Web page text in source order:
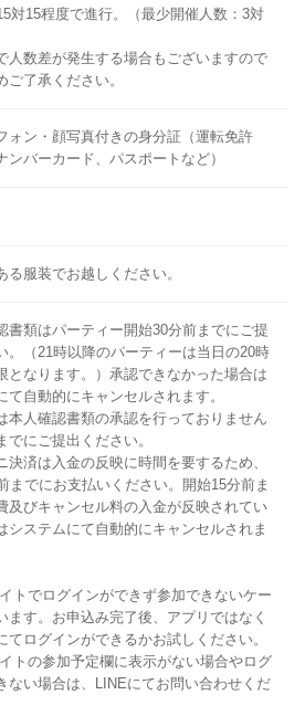
対15程度で進行。（最少開催人数：3対
数差が発生する場合もございますので
ご了承ください。
ォン・顔写真付きの身分証（運転免許
ンバーカード、パスポートなど）
る服装でお越しください。
書類はパーティー開始30分前までにご提
。（21時以降のパーティーは当日の20時
となります。）承認できなかった場合は
て自動的にキャンセルされます。
本人確認書類の承認を行っておりません
でにご提出ください。
決済は入金の反映に時間を要するため、
までにお支払いください。開始15分前ま
及びキャンセル料の入金が反映されてい
システムにて自動的にキャンセルされま
トでログインができず参加できないケー
ます。お申込み完了後、アプリではなく
てログインができるかお試しください。
トの参加予定欄に表示がない場合やログ
ない場合は、LINEにてお問い合わせくだ